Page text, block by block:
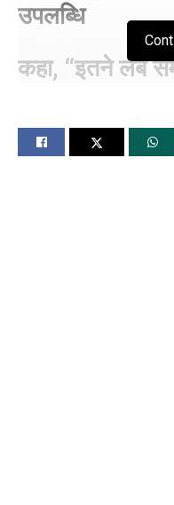
उपलब्धि
कहा, “इतने लंबे
नई दिल्ली चंडीगढ, 10 जून